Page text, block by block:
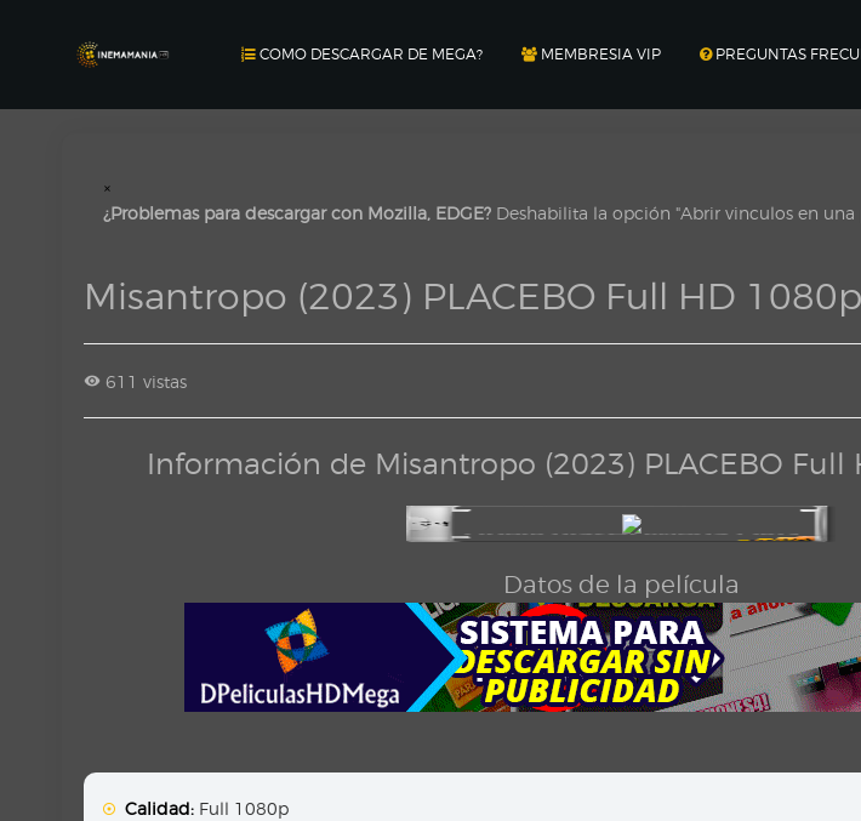
COMO DESCARGAR DE MEGA? MEMBRESIA VIP PREGUNTAS
×
¿Problemas para descargar con Mozilla, EDGE? Deshabilita la opción "Abrir vinculos en
Misantropo (2023) PLACEBO Full HD
611 vistas
Información de Misantropo (2023) PLACEBO Full
Datos de la película
Calidad: Full 1080p